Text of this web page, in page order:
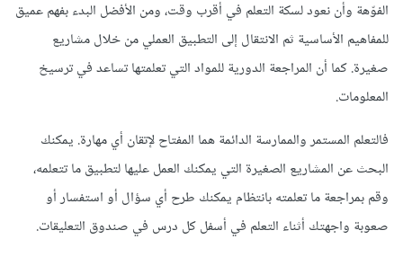
الفوّهة وأن نعود لسكة التعلم في أقرب وقت، ومن الأفضل البدء بفهم عميق
للمفاهيم الأساسية ثم الانتقال إلى التطبيق العملي من خلال مشاريع
صغيرة. كما أن المراجعة الدورية للمواد التي تعلمتها تساعد في ترسيخ
المعلومات.
فالتعلم المستمر والممارسة الدائمة هما المفتاح لإتقان أي مهارة. يمكنك
البحث عن المشاريع الصغيرة التي يمكنك العمل عليها لتطبيق ما تتعلمه،
وقم بمراجعة ما تعلمته بانتظام يمكنك طرح أي سؤال أو استفسار أو
صعوبة واجهتك أثناء التعلم في أسفل كل درس في صندوق التعليقات.